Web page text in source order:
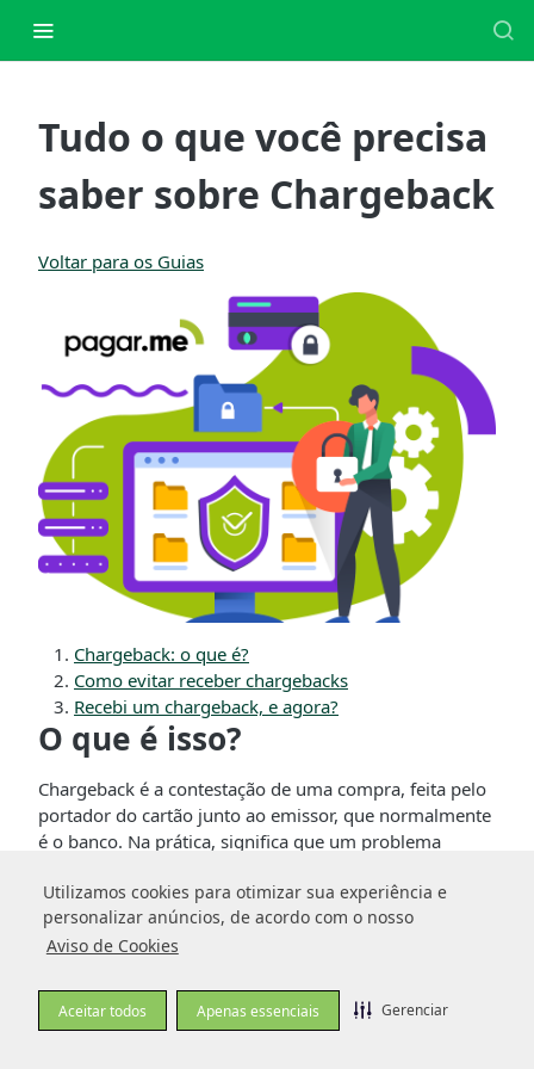
Utilizamos cookies para otimizar sua experiência e
personalizar anúncios, de acordo com o nosso
Aviso de Cookies
Aceitar todos Apenas essenciais Gerenciar
Utilizamos cookies para otimizar sua experiência e
personalizar anúncios, de acordo com o nosso
Aviso de Cookies
Aceitar todos Apenas essenciais Gerenciar
Tudo o que você precisa
saber sobre Chargeback
Voltar para os Guias
Chargeback: o que é?
Como evitar receber chargebacks
Recebi um chargeback, e agora?
O que é isso?
Chargeback é a contestação de uma compra, feita pelo
portador do cartão junto ao emissor, que normalmente
é o banco. Na prática, significa que um problema
ao banco o seu dinheiro de volta.
Esse problema pode ser:
Desacordo comercial
Ocorre normalmente quando há um imprevisto na